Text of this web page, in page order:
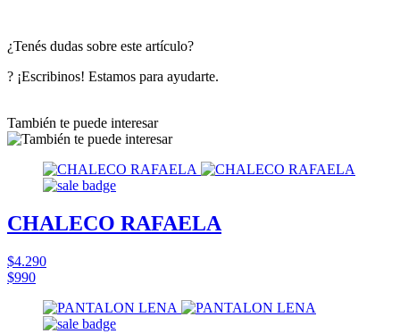
¿Tenés dudas sobre este artículo?
? ¡Escribinos! Estamos para ayudarte.
También te puede interesar
CHALECO RAFAELA
$4.290
$990